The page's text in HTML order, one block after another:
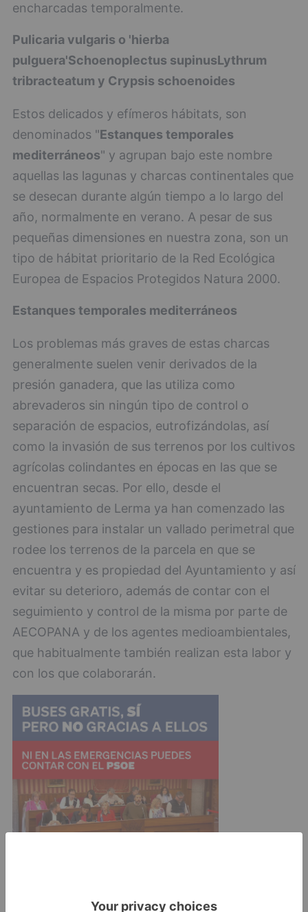
encharcadas temporalmente.
Pulicaria vulgaris o 'hierba
pulguera'Schoenoplectus supinusLythrum
tribracteatum y Crypsis schoenoides
Estos delicados y efímeros hábitats, son
denominados "Estanques temporales
mediterráneos" y agrupan bajo este nombre
aquellas las lagunas y charcas continentales que
se desecan durante algún tiempo a lo largo del
año, normalmente en verano. A pesar de sus
pequeñas dimensiones en nuestra zona, son un
tipo de hábitat prioritario de la Red Ecológica
Europea de Espacios Protegidos Natura 2000.
Estanques temporales mediterráneos
Los problemas más graves de estas charcas
generalmente suelen venir derivados de la
presión ganadera, que las utiliza como
abrevaderos sin ningún tipo de control o
separación de espacios, eutrofizándolas, así
como la invasión de sus terrenos por los cultivos
agrícolas colindantes en épocas en las que se
encuentran secas. Por ello, desde el
ayuntamiento de Lerma ya han comenzado las
gestiones para instalar un vallado perimetral que
rodee los terrenos de la parcela en que se
encuentra y es propiedad del Ayuntamiento y así
evitar su deterioro, además de contar con el
seguimiento y control de la misma por parte de
AECOPANA y de los agentes medioambientales,
que habitualmente también realizan esta labor y
con los que colaborarán.